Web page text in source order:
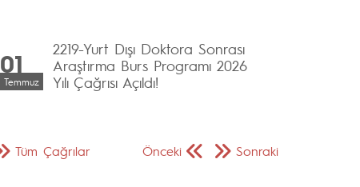
01
Temmuz
2219-Yurt Dışı Doktora Sonrası
Araştırma Burs Programı 2026
Yılı Çağrısı Açıldı!
Önceki Sonraki
Tüm Çağrılar